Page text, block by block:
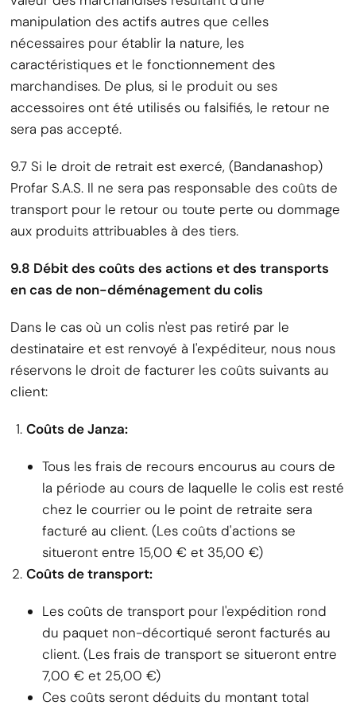
manipulation des actifs autres que celles
nécessaires pour établir la nature, les
caractéristiques et le fonctionnement des
marchandises. De plus, si le produit ou ses
accessoires ont été utilisés ou falsifiés, le retour ne
sera pas accepté.
9.7 Si le droit de retrait est exercé, (Bandanashop)
Profar S.A.S. Il ne sera pas responsable des coûts de
transport pour le retour ou toute perte ou dommage
aux produits attribuables à des tiers.
9.8 Débit des coûts des actions et des transports
en cas de non-déménagement du colis
Dans le cas où un colis n'est pas retiré par le
destinataire et est renvoyé à l'expéditeur, nous nous
réservons le droit de facturer les coûts suivants au
client:
Coûts de Janza:
Tous les frais de recours encourus au cours de
la période au cours de laquelle le colis est resté
chez le courrier ou le point de retraite sera
facturé au client. (Les coûts d'actions se
situeront entre 15,00 € et 35,00 €)
Coûts de transport:
Les coûts de transport pour l'expédition rond
du paquet non-décortiqué seront facturés au
client. (Les frais de transport se situeront entre
7,00 € et 25,00 €)
Ces coûts seront déduits du montant total